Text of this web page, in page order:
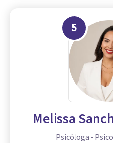
5
Melissa
Psicóloga -